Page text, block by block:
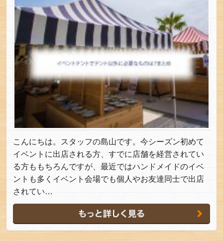
こんにちは。スタッフの島山です。今シーズン初めて
イベントに出店される方、すでに店舗を経営されてい
る方ももちろんですが、最近ではハンドメイドのイベ
ントも多くイベント会場でも個人やお友達同士で出店
されてい…